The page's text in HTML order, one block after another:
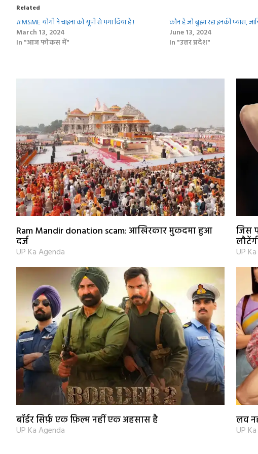
Related
#MSME योगी ने चाइना को यूपी से भगा दिया है !
March 13, 2024
In "आज फोकस में"
कौन है जो बुझा रहा इनकी प्‍यास,
June 13, 2024
In "उत्तर प्रदेश"
Ram Mandir donation scam: आखिरकार मुकदमा हुआ
दर्ज
UP Ka Agenda
जिस
UP
बॉर्डर सिर्फ़ एक फ़िल्म नहीं एक अहसास है
UP Ka Agenda
लव
UP